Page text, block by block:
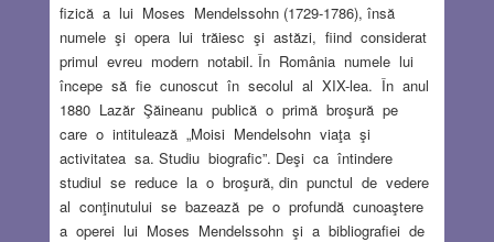
fizică a lui Moses Mendelssohn (1729-1786), însă
numele şi opera lui trăiesc şi astăzi, fiind considerat
primul evreu modern notabil. În România numele lui
începe să fie cunoscut în secolul al XIX-lea. În anul
1880 Lazăr Şăineanu publică o primă broşură pe
care o intitulează „Moisi Mendelsohn viaţa şi
activitatea sa. Studiu biografic”. Deşi ca întindere
studiul se reduce la o broşură, din punctul de vedere
al conţinutului se bazează pe o profundă cunoaştere
a operei lui Moses Mendelssohn şi a bibliografiei de